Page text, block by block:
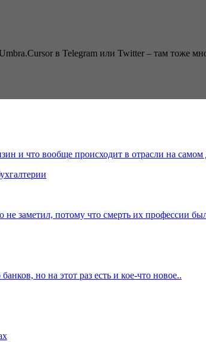
в Telegram или Twitter – там тоже
и что вообще происходит в отрасли на самом
заметил, потому что смерть их профессии
но на этот раз есть и кое-что новое..